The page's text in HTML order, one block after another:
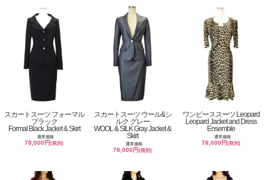
スカートスーツ フォーマル
ブラック
Formal Black Jacket & Skirt
通常価格
78,000円(税別)
スカートスーツ ウール&シ
ルク グレー
WOOL & SILK Gray Jacket &
Skirt
通常価格
78,000円(税別)
ワンピーススーツ Leopard
Leopard Jacket and Dress
Ensemble
通常価格
78,000円(税別)